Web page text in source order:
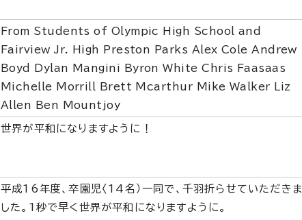
From Students of Olympic High School and
Fairview Jr. High Preston Parks Alex Cole Andrew
Boyd Dylan Mangini Byron White Chris Faasaas
Michelle Morrill Brett Mcarthur Mike Walker Liz
Allen Ben Mountjoy
世界が平和になりますように！
平成16年度、卒園児〈14名）一同で、千羽折らせていただきま
した。1秒で早く世界が平和になりますように。